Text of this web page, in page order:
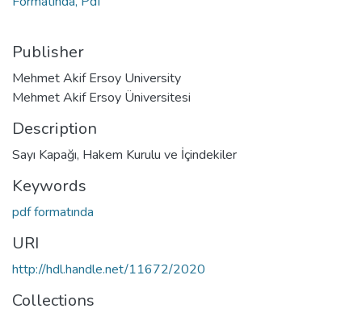
Publisher
Mehmet Akif Ersoy University
Mehmet Akif Ersoy Üniversitesi
Description
Sayı Kapağı, Hakem Kurulu ve İçindekiler
Keywords
pdf formatında
URI
http://hdl.handle.net/11672/2020
Collections